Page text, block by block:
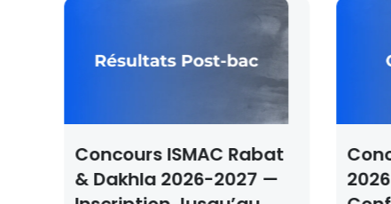
Concours UMP Oujda
2026 – 29 Maîtres De